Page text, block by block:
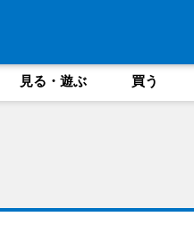
見る・遊ぶ 買う